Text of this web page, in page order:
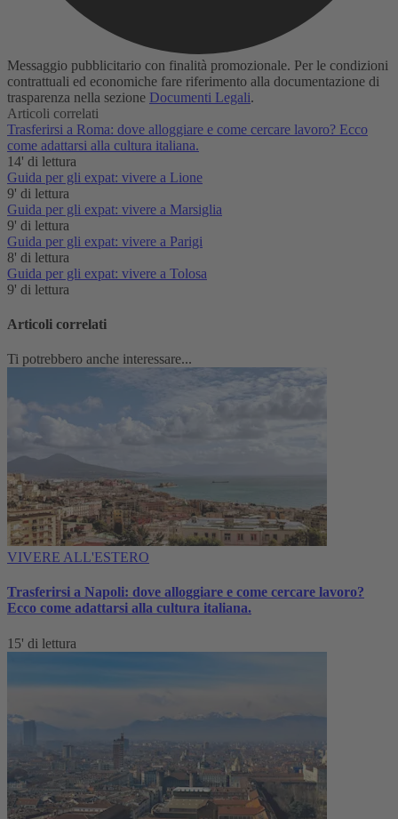
Messaggio pubblicitario con finalità promozionale. Per le condizioni
contrattuali ed economiche fare riferimento alla documentazione di
trasparenza nella sezione Documenti Legali.
Articoli correlati
Trasferirsi a Roma: dove alloggiare e come cercare lavoro? Ecco
come adattarsi alla cultura italiana.
14' di lettura
Guida per gli expat: vivere a Lione
9' di lettura
Guida per gli expat: vivere a Marsiglia
9' di lettura
Guida per gli expat: vivere a Parigi
8' di lettura
Guida per gli expat: vivere a Tolosa
9' di lettura
Articoli correlati
Ti potrebbero anche interessare...
VIVERE ALL'ESTERO
Trasferirsi a Napoli: dove alloggiare e come cercare lavoro?
Ecco come adattarsi alla cultura italiana.
15' di lettura